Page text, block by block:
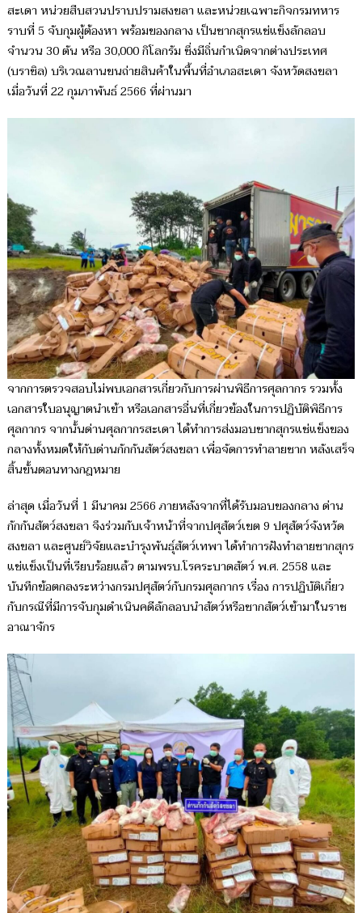
สะเดา หน่วยสืบสวนปราบปรามสงขลา และหน่วยเฉพาะกิจกรมทหาร
ราบที่ 5 จับกุมผู้ต้องหา พร้อมของกลาง เป็นซากสุกรแช่แข็งลักลอบ
จำนวน 30 ตัน หรือ 30,000 กิโลกรัม ซึ่งมีถิ่นกำเนิดจากต่างประเทศ
(บราซิล) บริเวณลานขนถ่ายสินค้าในพื้นที่อำเภอสะเดา จังหวัดสงขลา
เมื่อวันที่ 22 กุมภาพันธ์ 2566 ที่ผ่านมา
จากการตรวจสอบไม่พบเอกสารเกี่ยวกับการผ่านพิธีการศุลกากร รวมทั้ง
เอกสารใบอนุญาตนำเข้า หรือเอกสารอื่นที่เกี่ยวข้องในการปฏิบัติพิธีการ
ศุลกากร จากนั้นด่านศุลกากรสะเดา ได้ทำการส่งมอบซากสุกรแช่แข็งของ
กลางทั้งหมดให้กับด่านกักกันสัตว์สงขลา เพื่อจัดการทำลายซาก หลังเสร็จ
สิ้นขั้นตอนทางกฎหมาย
ล่าสุด เมื่อวันที่ 1 มีนาคม 2566 ภายหลังจากที่ได้รับมอบของกลาง ด่าน
กักกันสัตว์สงขลา จึงร่วมกับเจ้าหน้าที่จากปศุสัตว์เขต 9 ปศุสัตว์จังหวัด
สงขลา และศูนย์วิจัยและบำรุงพันธุ์สัตว์เทพา ได้ทำการฝังทำลายซากสุกร
แช่แข็งเป็นที่เรียบร้อยแล้ว ตามพรบ.โรคระบาดสัตว์ พ.ศ. 2558 และ
บันทึกข้อตกลงระหว่างกรมปศุสัตว์กับกรมศุลกากร เรื่อง การปฏิบัติเกี่ยว
กับกรณีที่มีการจับกุมดำเนินคดีลักลอบนำสัตว์หรือซากสัตว์เข้ามาในราช
อาณาจักร